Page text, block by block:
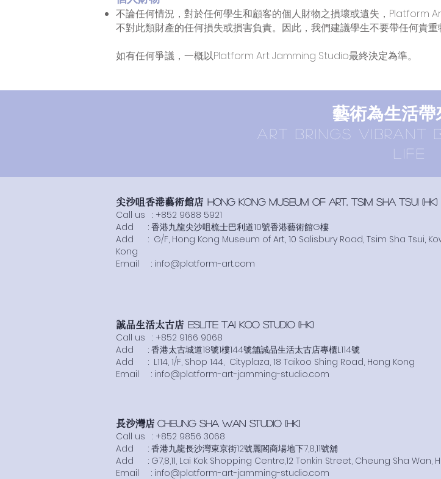
不論任何情況，對於任何學生和顧客的個人財物之損壞或遺失，Platform
不對此類財產的任何損失或損害負責。因此，我們建議學生不要帶任何貴重
如有任何爭議，一概以Platform Art Jamming Studio最終決定為準。
藝術為生活帶
ART BRINGS
LIFE
尖沙咀香港藝術館店 Hong Kong Museum of art, tsim sha tsui (HK)
Call us : +852 9688 5921
Add : 香港九龍尖沙咀梳士巴利道10號香港藝術館G樓
Add : G/F, Hong Kong Museum of Art, 10 Salisbury Road, Tsim Sha Tsui,
Kong
​Email : info@platform-art.com
誠品生活太古店 Eslite TaI Koo STUDIO (HK)
Call us : +852 9166 9068
Add : 香港太古城道18號1樓144號舖誠品生活太古店專櫃L114號
Add : L114, 1/F, Shop 144, Cityplaza, 18 Taikoo Shing Road, Hong Kong
​Email : info@platform-art-jamming-studio.com
長沙灣店 Cheung SHA WAN STUDIO (HK)
Call us : +852 9856 3068
Add : 香港九龍長沙灣東京街12號麗閣商場地下7,8,11號舖
Add : G7,8,11, Lai Kok Shopping Centre,12 Tonkin Street, Cheung Sha Wan,
​Email : info@platform-art-jamming-studio.com